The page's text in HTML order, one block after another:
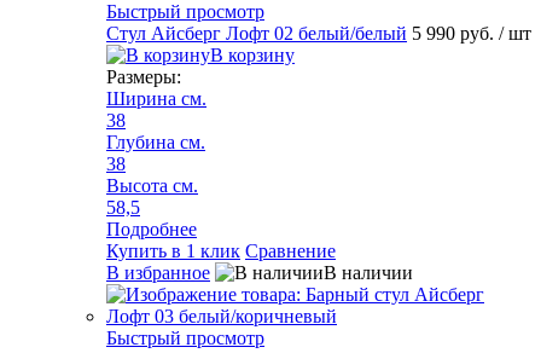
Быстрый просмотр
Стул Айсберг Лофт 02 белый/белый 5 990 руб. / шт
В корзину
Размеры:
Ширина см.
38
Глубина см.
38
Высота см.
58,5
Подробнее
Купить в 1 клик Сравнение
В избранное
В наличии
Быстрый просмотр